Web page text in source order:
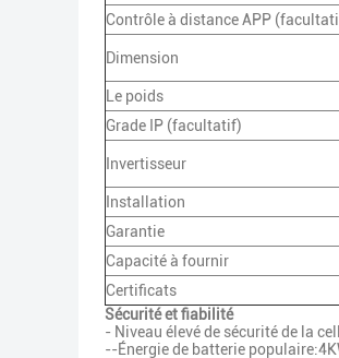
Contrôle à distance APP
Dimension
Le poids
Grade IP (facultatif)
Invertisseur
Installation
Garantie
Capacité à fournir
Certificats
Sécurité et fiabilité
- Niveau élevé de sécurité de la
--Énergie de batterie